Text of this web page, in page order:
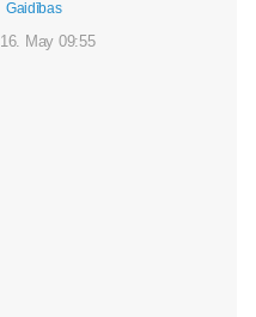
Gaidības
16. May 09:55